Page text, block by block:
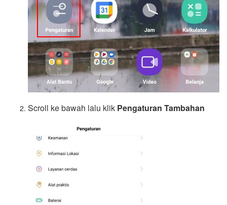
Scroll ke bawah lalu klik Pengaturan Tambahan